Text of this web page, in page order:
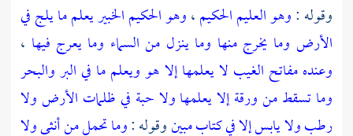
وقوله :وهو العليم الحكيم،وهو الحكيم الخبير يعلم ما يلج في
الأرض وما يخرج منها وما ينزل من السماء وما يعرج فيها ،
وعنده مفاتح الغيب لا يعلمها إلا هو ويعلم ما في البر والبحر
وما تسقط من ورقة إلا يعلمها ولا حبة في ظلمات الأرض ولا
رطب ولا يابس إلا في كتاب مبينوقوله :وما تحمل من أنثى ولا